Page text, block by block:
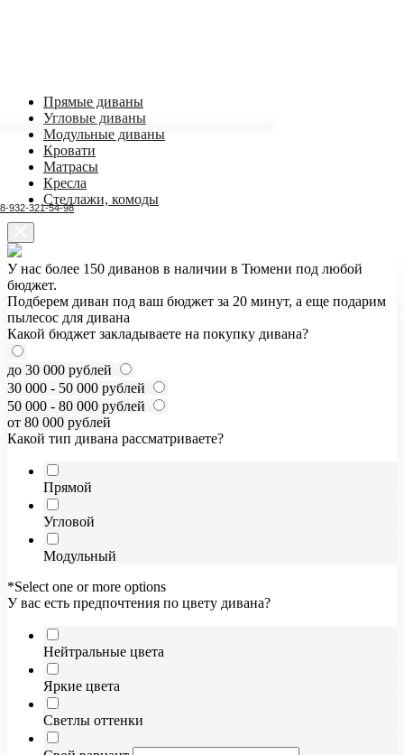
8-932-321-54-98
Прямые диваны
Угловые диваны
Модульные диваны
Кровати
Матрасы
Кресла
Стеллажи, комоды
У нас более 150 диванов в наличии в Тюмени под любой
бюджет.
Подберем диван под ваш бюджет за 20 минут, а еще подарим
пылесос для дивана
Какой бюджет закладываете на покупку дивана?
до 30 000 рублей
30 000 - 50 000 рублей
50 000 - 80 000 рублей
от 80 000 рублей
Какой тип дивана рассматриваете?
Прямой
Угловой
Модульный
*Select one or more options
У вас есть предпочтения по цвету дивана?
Нейтральные цвета
Яркие цвета
Светлы оттенки